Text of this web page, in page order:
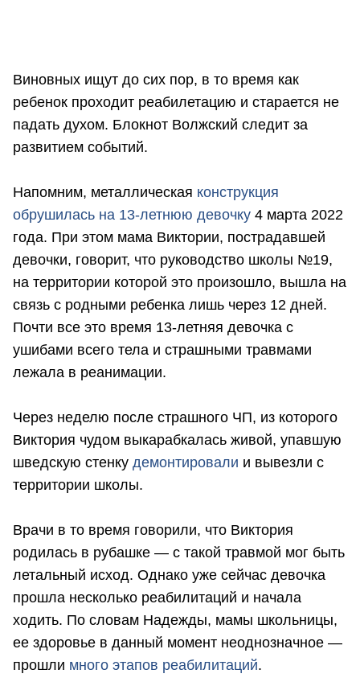
Виновных ищут до сих пор, в то время как
ребенок проходит реабилетацию и старается не
падать духом. Блокнот Волжский следит за
развитием событий.
Напомним, металлическая конструкция
обрушилась на 13-летнюю девочку 4 марта 2022
года. При этом мама Виктории, пострадавшей
девочки, говорит, что руководство школы №19,
на территории которой это произошло, вышла на
связь с родными ребенка лишь через 12 дней.
Почти все это время 13-летняя девочка с
ушибами всего тела и страшными травмами
лежала в реанимации.
Через неделю после страшного ЧП, из которого
Виктория чудом выкарабкалась живой, упавшую
шведскую стенку демонтировали и вывезли с
территории школы.
Врачи в то время говорили, что Виктория
родилась в рубашке — с такой травмой мог быть
летальный исход. Однако уже сейчас девочка
прошла несколько реабилитаций и начала
ходить. По словам Надежды, мамы школьницы,
ее здоровье в данный момент неоднозначное —
прошли много этапов реабилитаций.